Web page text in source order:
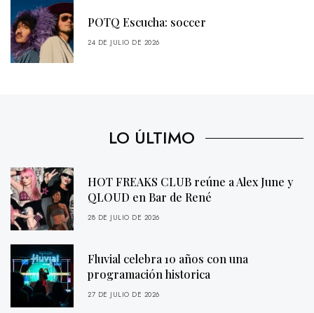
POTQ Escucha: soccer
24 DE JULIO DE 2026
LO ÚLTIMO
HOT FREAKS CLUB reúne a Alex June y
QLOUD en Bar de René
28 DE JULIO DE 2026
Fluvial celebra 10 años con una
programación historica
27 DE JULIO DE 2026